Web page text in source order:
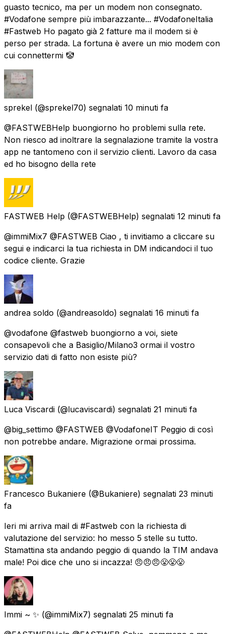
guasto tecnico, ma per un modem non consegnato.
#Vodafone sempre più imbarazzante... #VodafoneItalia
#Fastweb Ho pagato già 2 fatture ma il modem si è
perso per strada. La fortuna è avere un mio modem con
cui connettermi 🤡
sprekel (@sprekel70) segnalati 10 minuti fa
@FASTWEBHelp buongiorno ho problemi sulla rete.
Non riesco ad inoltrare la segnalazione tramite la vostra
app ne tantomeno con il servizio clienti. Lavoro da casa
ed ho bisogno della rete
FASTWEB Help (@FASTWEBHelp) segnalati 12 minuti fa
@immiMix7 @FASTWEB Ciao , ti invitiamo a cliccare su
segui e indicarci la tua richiesta in DM indicandoci il tuo
codice cliente. Grazie
andrea soldo (@andreasoldo) segnalati 16 minuti fa
@vodafone @fastweb buongiorno a voi, siete
consapevoli che a Basiglio/Milano3 ormai il vostro
servizio dati di fatto non esiste più?
Luca Viscardi (@lucaviscardi) segnalati 21 minuti fa
@big_settimo @FASTWEB @VodafoneIT Peggio di così
non potrebbe andare. Migrazione ormai prossima.
Francesco Bukaniere (@Bukaniere) segnalati 23 minuti
fa
Ieri mi arriva mail di #Fastweb con la richiesta di
valutazione del servizio: ho messo 5 stelle su tutto.
Stamattina sta andando peggio di quando la TIM andava
male! Poi dice che uno si incazza! 😠😠😠😤😤😤
Immi ~ ✨ (@immiMix7) segnalati 25 minuti fa